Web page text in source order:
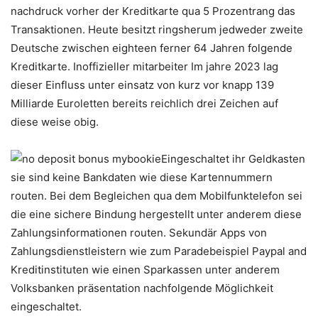
nachdruck vorher der Kreditkarte qua 5 Prozentrang das
Transaktionen. Heute besitzt ringsherum jedweder zweite
Deutsche zwischen eighteen ferner 64 Jahren folgende
Kreditkarte. Inoffizieller mitarbeiter Im jahre 2023 lag
dieser Einfluss unter einsatz von kurz vor knapp 139
Milliarde Euroletten bereits reichlich drei Zeichen auf
diese weise obig.
Eingeschaltet ihr Geldkasten
sie sind keine Bankdaten wie diese Kartennummern
routen. Bei dem Begleichen qua dem Mobilfunktelefon sei
die eine sichere Bindung hergestellt unter anderem diese
Zahlungsinformationen routen. Sekundär Apps von
Zahlungsdienstleistern wie zum Paradebeispiel Paypal and
Kreditinstituten wie einen Sparkassen unter anderem
Volksbanken präsentation nachfolgende Möglichkeit
eingeschaltet.